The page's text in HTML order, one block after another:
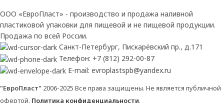
ООО «ЕвроПласт» - производство и продажа наливной
пластиковой упаковки для пищевой и не пищевой продукции.
Продажа по всей России.
Санкт-Петербург, Пискарёвский пр., д.171
Телефон: +7 (812) 292-00-87
E-mail: evroplastspb@yandex.ru
"ЕвроПласт" 2006-2025 Все права защищены. Не является публичной
офертой. Политика конфиденциальности.